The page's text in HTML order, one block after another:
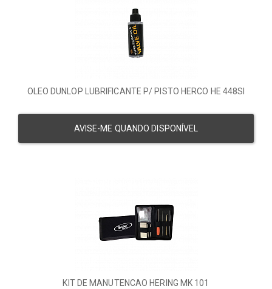
OLEO DUNLOP LUBRIFICANTE P/ PISTO HERCO HE 448SI
AVISE-ME QUANDO DISPONÍVEL
KIT DE MANUTENCAO HERING MK 101